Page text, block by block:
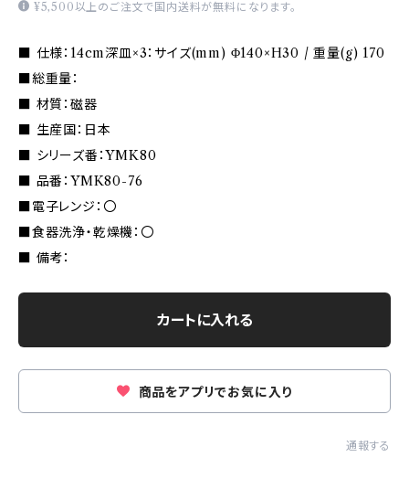
¥5,500以上のご注文で国内送料が無料になります。
■ 仕様：14cm深皿×3：サイズ(mm) Φ140×H30 / 重量(g) 170
■総重量：
■ 材質：磁器
■ 生産国：日本
■ シリーズ番：YMK80
■ 品番：YMK80-76
■電子レンジ：〇
■食器洗浄・乾燥機：〇
■ 備考：
カートに入れる
商品をアプリでお気に入り
通報する